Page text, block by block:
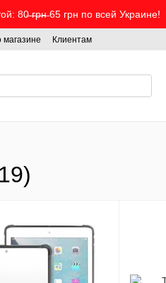
80̶ ̶г̶р̶н̶ 65 грн по всей Украине!
Клиентам